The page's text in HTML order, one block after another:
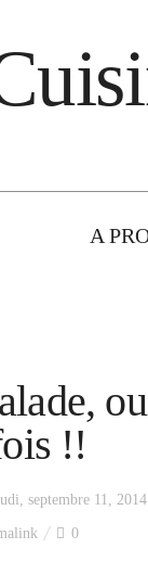
A
!!
septembre 11, 2014
0